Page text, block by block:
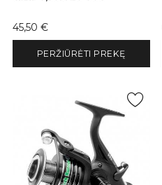
Kaina
45,50 €
PERŽIŪRĖTI PREKĘ